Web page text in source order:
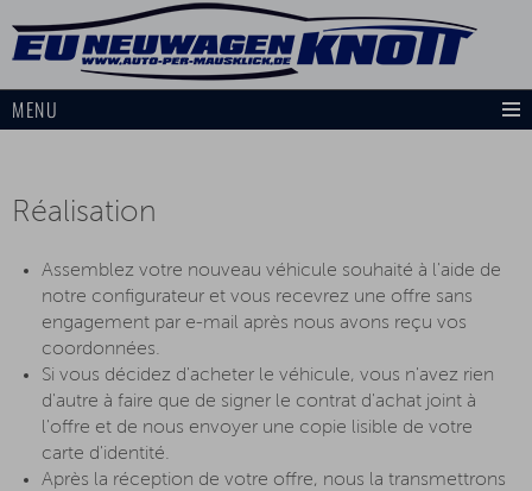
MENU
Réalisation
Assemblez votre nouveau véhicule souhaité à l'aide de
notre configurateur et vous recevrez une offre sans
engagement par e-mail après nous avons reçu vos
coordonnées.
Si vous décidez d'acheter le véhicule, vous n'avez rien
d'autre à faire que de signer le contrat d'achat joint à
l'offre et de nous envoyer une copie lisible de votre
carte d'identité.
Après la réception de votre offre, nous la transmettrons